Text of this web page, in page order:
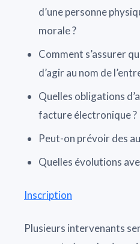
d’une personne
morale ?
Comment s’assurer
d’agir au nom de
Quelles obligations
facture électronique ?
Peut-on prévoir des
Quelles évolutions
Inscription
Plusieurs intervenants